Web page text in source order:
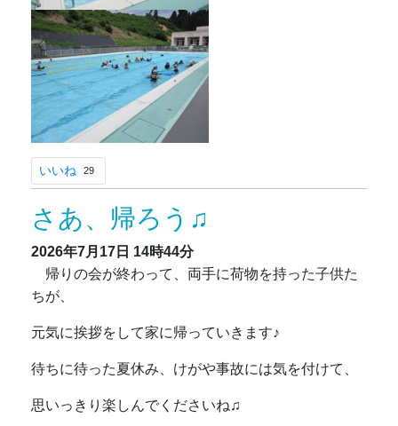
いいね 29
さあ、帰ろう♫
2026年7月17日 14時44分
帰りの会が終わって、両手に荷物を持った子供た
ちが、
元気に挨拶をして家に帰っていきます♪
待ちに待った夏休み、けがや事故には気を付けて、
思いっきり楽しんでくださいね♫